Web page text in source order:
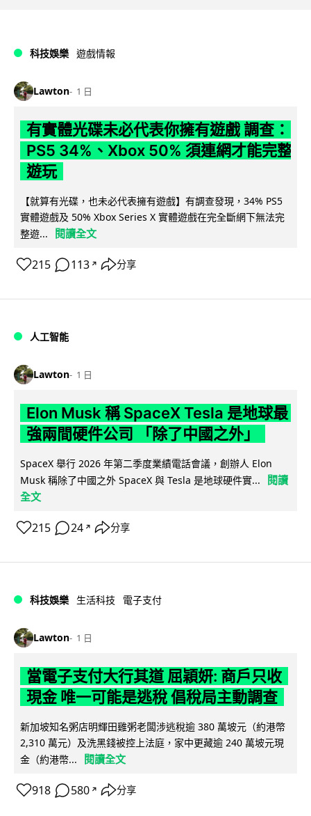
科技娛樂 遊戲情報
Lawton 1 日
有實體光碟未必代表你擁有遊戲 調查：
PS5 34%、Xbox 50% 須連網才能完整
遊玩
【就算有光碟，也未必代表擁有遊戲】有調查發現，34% PS5
實體遊戲及 50% Xbox Series X 實體遊戲在完全斷網下無法完
整遊...
閱讀全文
215 113 ↗ 分享
人工智能
Lawton 1 日
Elon Musk 稱 SpaceX Tesla 是地球最
強兩間硬件公司 「除了中國之外」
SpaceX 舉行 2026 年第二季度業績電話會議，創辦人 Elon
Musk 稱除了中國之外 SpaceX 與 Tesla 是地球硬件實...
閱讀
全文
215 24 ↗ 分享
科技娛樂 生活科技 電子支付
Lawton 1 日
當電子支付大行其道 屈穎妍: 商戶只收
現金 唯一可能是逃稅 倡稅局主動調查
新加坡知名粥店明輝田雞粥老闆涉逃稅逾 380 萬坡元（約港幣
2,310 萬元）及洗黑錢被控上法庭，家中更藏逾 240 萬坡元現
金（約港幣...
閱讀全文
918 580 ↗ 分享